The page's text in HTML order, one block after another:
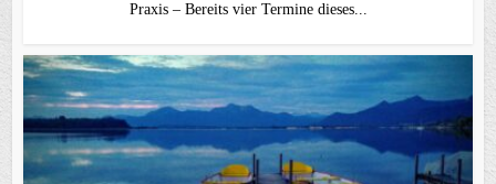
Praxis – Bereits vier Termine dieses...